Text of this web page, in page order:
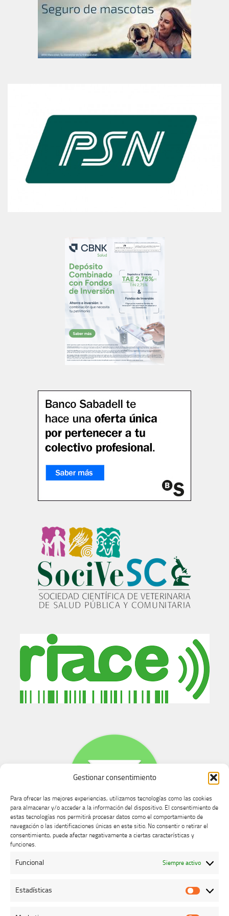
Gestionar consentimiento
Para ofrecer las mejores experiencias, utilizamos tecnologías como las cookies
para almacenar y/o acceder a la información del dispositivo. El consentimiento de
estas tecnologías nos permitirá procesar datos como el comportamiento de
navegación o las identificaciones únicas en este sitio. No consentir o retirar el
consentimiento, puede afectar negativamente a ciertas características y
funciones.
Funcional Siempre activo
Estadísticas
Buzón de dudas, quejas y sugerencias